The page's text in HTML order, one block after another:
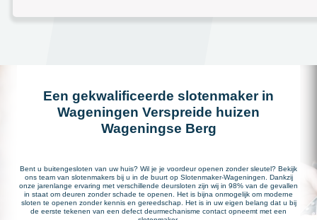
Een gekwalificeerde slotenmaker in
Wageningen Verspreide huizen
Wageningse Berg
Bent u buitengesloten van uw huis? Wil je je voordeur openen zonder sleutel? Bekijk
ons team van slotenmakers bij u in de buurt op Slotenmaker-Wageningen. Dankzij
onze jarenlange ervaring met verschillende deursloten zijn wij in 98% van de gevallen
in staat om deuren zonder schade te openen. Het is bijna onmogelijk om moderne
sloten te openen zonder kennis en gereedschap. Het is in uw eigen belang dat u bij
de eerste tekenen van een defect deurmechanisme contact opneemt met een